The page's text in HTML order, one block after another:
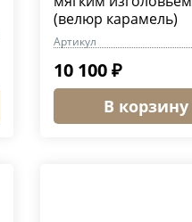
(велюр карамель)
Артикул
10 100 ₽
В корзину